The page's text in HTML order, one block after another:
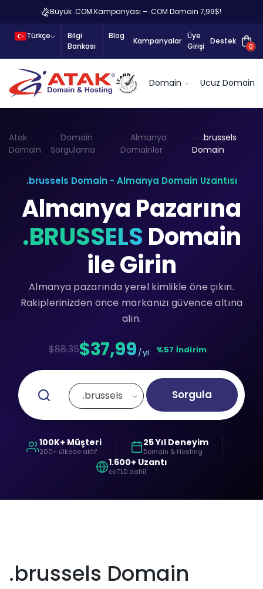
Büyük .COM Kampanyası – .COM Domain 7,99$!
Türkçe
Bilgi
Bankası
Blog
Kampanyalar
Üye
Girişi
Destek
0
Domain Ucuz Domain
Atak
Domain
Domain
Sorgulama
Almanya
Domainler
.brussels
Domain
.brussels Domain - Almanya Domain Uzantısı
Almanya Pazarına
.BRUSSELS Domain
ile Girin
Almanya pazarında yerel kimlikle öne çıkın.
Rakiplerinizden önce markanızı güvence altına
alın.
$88.35$37,99 / yıl %57 İndirim
.brussels Sorgula
100K+ Müşteri
200+ ülkede aktif
25 Yıl Deneyim
Domain & Hosting
1.600+ Uzantı
ccTLD dahil
.brussels Domain